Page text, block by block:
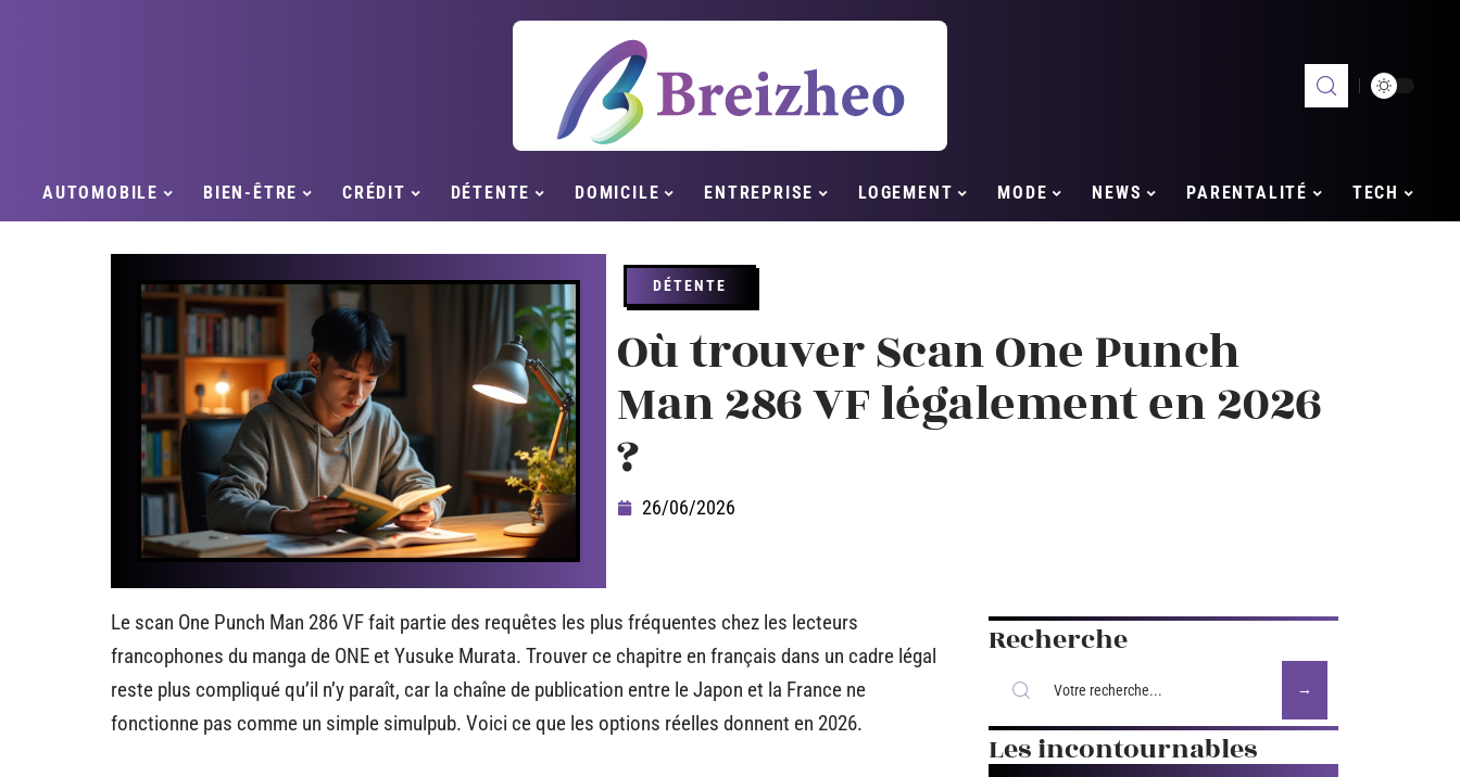
AUTOMOBILE BIEN-ÊTRE CRÉDIT DÉTENTE DOMICILE ENTREPRISE LOGEMENT MODE NEWS PARENTALITÉ TECH
DÉTENTE
Où trouver Scan One Punch
Man 286 VF légalement en 2026
?
26/06/2026
Le scan One Punch Man 286 VF fait partie des requêtes les plus fréquentes chez les lecteurs
francophones du manga de ONE et Yusuke Murata. Trouver ce chapitre en français dans un cadre légal
reste plus compliqué qu’il n’y paraît, car la chaîne de publication entre le Japon et la France ne
fonctionne pas comme un simple simulpub. Voici ce que les options réelles donnent en 2026.
Recherche
Les incontournables